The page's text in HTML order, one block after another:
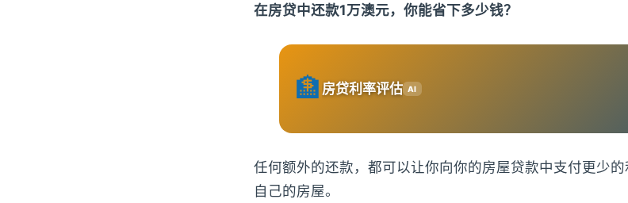
在房贷中还款1万澳元，你能省下多少钱？
🏦 房贷利率评估 AI
任何额外的还款，都可以让你向你的房屋贷款中支付更少
自己的房屋。